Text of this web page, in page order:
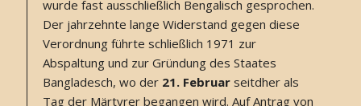
wurde fast ausschließlich Bengalisch gesprochen.
Der jahrzehnte lange Widerstand gegen diese
Verordnung führte schließlich 1971 zur
Abspaltung und zur Gründung des Staates
Bangladesch, wo der 21. Februarseitdher als
Tag der Märtyrer begangen wird. Auf Antrag von